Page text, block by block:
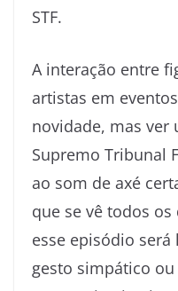
STF.
A interação entre
artistas em
novidade, mas
Supremo Tribunal
ao som de axé
que se vê todos os
esse episódio
gesto simpático